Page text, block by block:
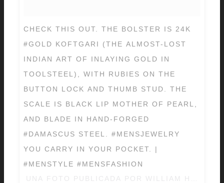
CHECK THIS OUT. THE BOLSTER IS 24K
#GOLD KOFTGARI (THE ALMOST-LOST
INDIAN ART OF INLAYING GOLD IN
TOOLSTEEL), WITH RUBIES ON THE
BUTTON LOCK AND THUMB STUD. THE
SCALE IS BLACK LIP MOTHER OF PEARL,
AND BLADE IN HAND-FORGED
#DAMASCUS STEEL. #MENSJEWELRY
YOU CARRY IN YOUR POCKET. |
#MENSTYLE #MENSFASHION